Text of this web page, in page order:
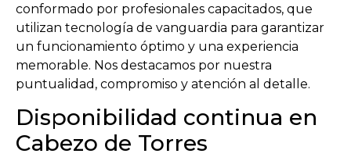
conformado por profesionales capacitados, que
utilizan tecnología de vanguardia para garantizar
un funcionamiento óptimo y una experiencia
memorable. Nos destacamos por nuestra
puntualidad, compromiso y atención al detalle.
Disponibilidad continua en
Cabezo de Torres